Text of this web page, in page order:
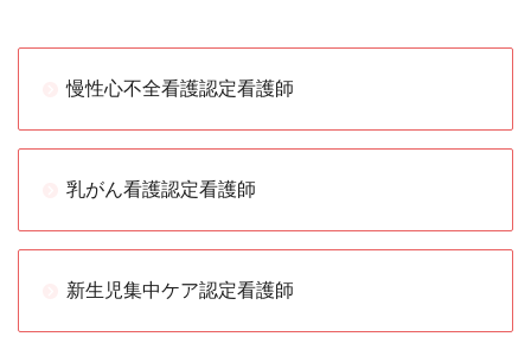
慢性心不全看護認定看護師
乳がん看護認定看護師
新生児集中ケア認定看護師